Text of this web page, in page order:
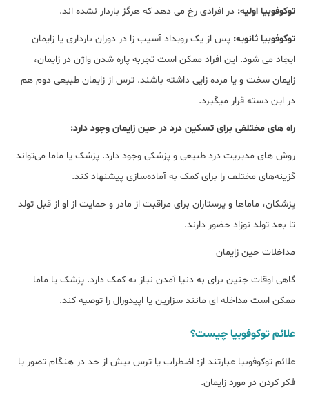
توکوفوبیا اولیه: در افرادی رخ می دهد که هرگز باردار نشده اند.
توکوفوبیا ثانویه: پس از یک رویداد آسیب زا در دوران بارداری یا زایمان
ایجاد می شود. این افراد ممکن است تجربه پاره شدن واژن در زایمان،
زایمان سخت و یا مرده زایی داشته باشند. ترس از زایمان طبیعی دوم هم
در این دسته قرار میگیرد.
راه های مختلفی برای تسکین درد در حین زایمان وجود دارد:
روش های مدیریت درد طبیعی و پزشکی وجود دارد. پزشک یا ماما می‌تواند
گزینه‌های مختلف را برای کمک به آماده‌سازی پیشنهاد کند.
پزشکان، ماماها و پرستاران برای مراقبت از مادر و حمایت از او از قبل تولد
تا بعد تولد نوزاد حضور دارند.
مداخلات حین زایمان
گاهی اوقات جنین برای به دنیا آمدن نیاز به کمک دارد. پزشک یا ماما
ممکن است مداخله ای مانند سزارین یا اپیدورال را توصیه کند.
علائم توکوفوبیا چیست؟
علائم توکوفوبیا عبارتند از: اضطراب یا ترس بیش از حد در هنگام تصور یا
فکر کردن در مورد زایمان.